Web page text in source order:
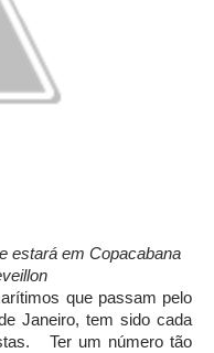
estará em Copacabana
que passam pelo
Janeiro, tem sido cada
Ter um número tão